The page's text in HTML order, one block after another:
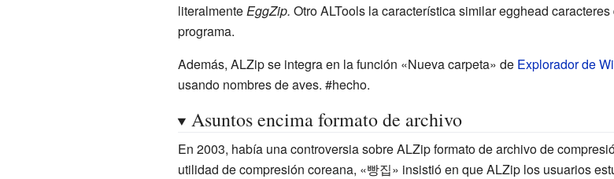
literalmente EggZip. Otro ALTools la característica similar egghead
programa.
Además, ALZip se integra en la función «Nueva carpeta» de Explorador de
usando nombres de aves. #hecho.
Asuntos encima formato de archivo
En 2003, había una controversia sobre ALZip formato de archivo de
utilidad de compresión coreana, «빵집» insistió en que ALZip los usuarios